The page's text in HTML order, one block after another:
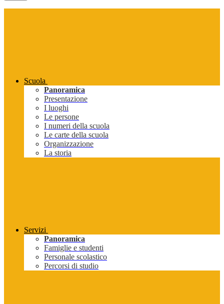
Scuola
Panoramica
Presentazione
I luoghi
Le persone
I numeri della scuola
Le carte della scuola
Organizzazione
La storia
Servizi
Panoramica
Famiglie e studenti
Personale scolastico
Percorsi di studio